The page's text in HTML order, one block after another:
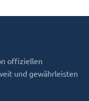
offiziellen
und gewährleisten